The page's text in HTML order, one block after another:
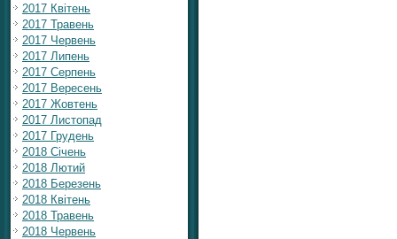
2017 Квітень
2017 Травень
2017 Червень
2017 Липень
2017 Серпень
2017 Вересень
2017 Жовтень
2017 Листопад
2017 Грудень
2018 Січень
2018 Лютий
2018 Березень
2018 Квітень
2018 Травень
2018 Червень